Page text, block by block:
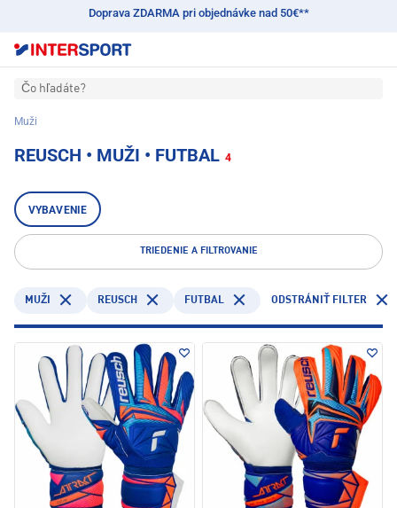
Doprava ZDARMA pri objednávke nad 50€**
Čo hľadáte?
Muži
REUSCH • MUŽI • FUTBAL 4
VYBAVENIE
TRIEDENIE A FILTROVANIE
MUŽI REUSCH FUTBAL ODSTRÁNIŤ FILTER